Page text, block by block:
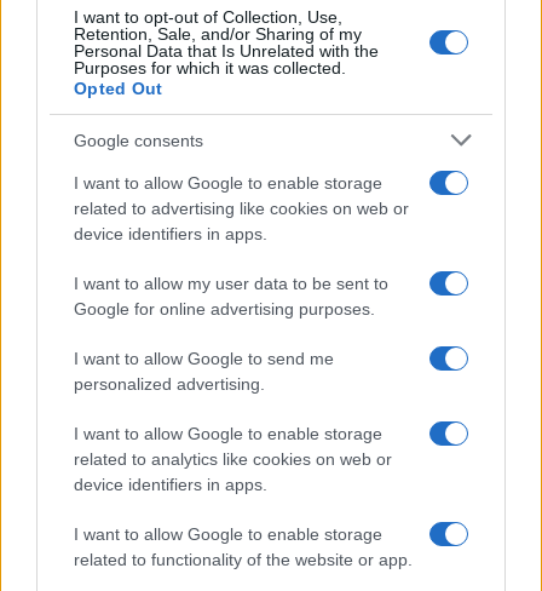
I want to opt-out of Collection, Use,
Retention, Sale, and/or Sharing of my
Personal Data that Is Unrelated with the
Purposes for which it was collected.
Opted Out
Google consents
I want to allow Google to enable storage
related to advertising like cookies on web or
device identifiers in apps.
I want to allow my user data to be sent to
Google for online advertising purposes.
I want to allow Google to send me
personalized advertising.
I want to allow Google to enable storage
related to analytics like cookies on web or
device identifiers in apps.
I want to allow Google to enable storage
related to functionality of the website or app.
Hillary Clintonnal kapcsolatban
kialakult a 2000-es években egy
nézet, miszerint neki kellene
lennie az Egyesült Államok első
forgatókönyv tökéletes
főszereplőt talált: egy fiatalon
sikeres jogász, aktív first lady, a
megcsalt, de hűséges feleség, aki
végre kilép férje árnyékából és
diadalmasan visszatér a Fehér
A szenátorrá választása 2000-ben csak egy
lépés volt az elnökség felé. Ahogy
Christopher Hitchens néhai újságíró